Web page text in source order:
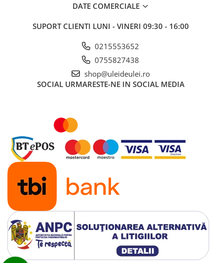
■ Carlige remorcare
■ Vulcanizare
■ Bancuri de scule
► Ulei motor autoturisme
■ Ulei motor RAVENOL
■ Ulei motor LIQUI MOLY
■ Ulei motor CASTROL
■ Ulei motor MOBIL
■ Ulei motor MOTUL
■ Ulei motor FUCHS
■ Ulei motor VALVOLINE
DATE COMERCIALE
SUPORT CLIENTI LUNI - VINERI 09:30 - 16:00
0215553652
0755827438
shop@uleideulei.ro
SOCIAL URMARESTE-NE IN SOCIAL MEDIA